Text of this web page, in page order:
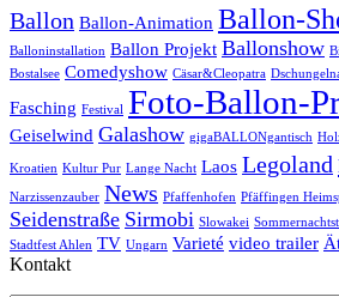
Ballon Ballon-Animation Ballon-
Balloninstallation Ballon Projekt Ballonshow
Bostalsee Comedyshow Cäsar&Cleopatra
Fasching Festival Foto-Ballon-
Geiselwind Galashow gigaBALLONgantisch
Kroatien Kultur Pur Lange Nacht Laos Legoland
Narzissenzauber News Pfaffenhofen Pfäffingen
Seidenstraße Sirmobi Slowakei
Stadtfest Ahlen TV Ungarn Varieté video trailer
Kontakt